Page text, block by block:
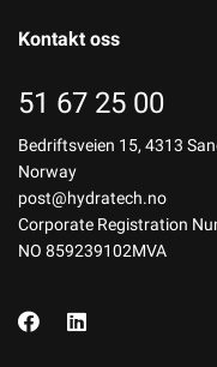
Kontakt oss
51 67 25 00
Bedriftsveien 15, 4313
Norway
post@hydratech.no
Corporate Registration
NO 859239102MVA